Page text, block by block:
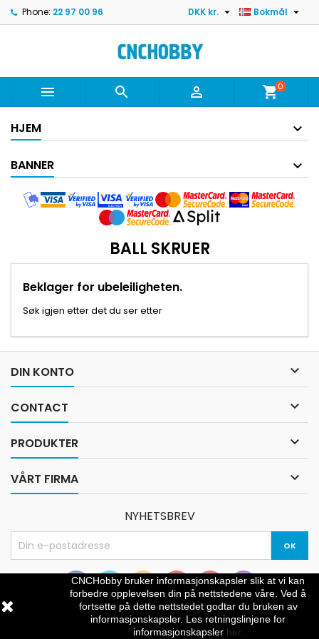
Phone: 22 97 00 96 Bokmål 
DKK kr. 
   shopping_cart0
HJEM
BANNER
BALL SKRUER
Beklager for ubeleiligheten.
Søk igjen etter det du ser etter
DIN KONTO 
CONTACT 
PRODUKTER 
VÅRT FIRMA 
CNCHobby bruker informasjonskapsler slik at vi kan
forbedre opplevelsen din på nettstedene våre. Ved å
fortsette på dette nettstedet godtar du bruken av
informasjonskapsler. Les retningslinjene for
informasjonskapsler her.
NYHETSBREV
© Copyright 2026 CNCHOBBY. All Rights Reserved.